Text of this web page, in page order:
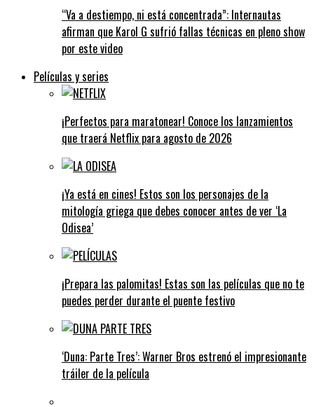
“Va a destiempo, ni está concentrada”: Internautas
afirman que Karol G sufrió fallas técnicas en pleno show
por este video
Películas y series
¡Perfectos para maratonear! Conoce los lanzamientos
que traerá Netflix para agosto de 2026
¡Ya está en cines! Estos son los personajes de la
mitología griega que debes conocer antes de ver ‘La
Odisea’
¡Prepara las palomitas! Estas son las películas que no te
puedes perder durante el puente festivo
‘Duna: Parte Tres’: Warner Bros estrenó el impresionante
tráiler de la película